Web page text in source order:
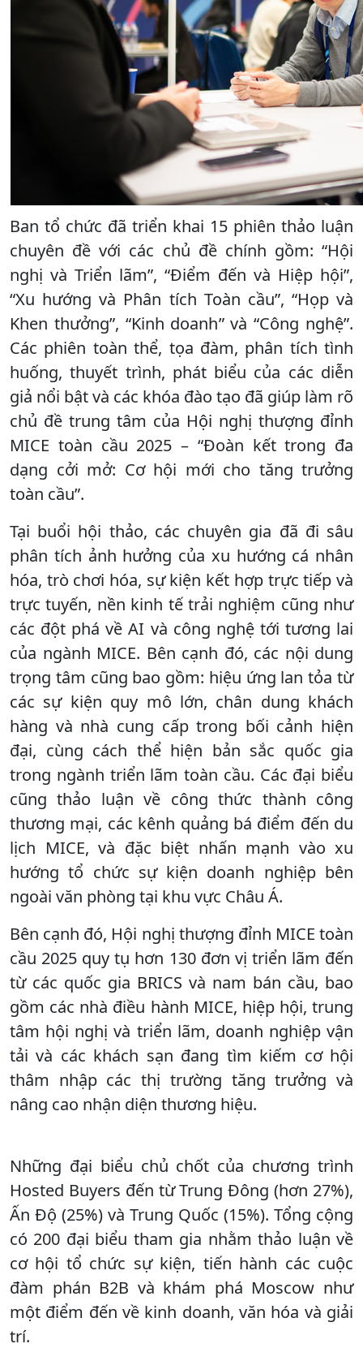
Ban tổ chức đã triển khai 15 phiên thảo luận
chuyên đề với các chủ đề chính gồm: “Hội
nghị và Triển lãm”, “Điểm đến và Hiệp hội”,
“Xu hướng và Phân tích Toàn cầu”, “Họp và
Khen thưởng”, “Kinh doanh” và “Công nghệ”.
Các phiên toàn thể, tọa đàm, phân tích tình
huống, thuyết trình, phát biểu của các diễn
giả nổi bật và các khóa đào tạo đã giúp làm rõ
chủ đề trung tâm của Hội nghị thượng đỉnh
MICE toàn cầu 2025 – “Đoàn kết trong đa
dạng cởi mở: Cơ hội mới cho tăng trưởng
toàn cầu”.
Tại buổi hội thảo, các chuyên gia đã đi sâu
phân tích ảnh hưởng của xu hướng cá nhân
hóa, trò chơi hóa, sự kiện kết hợp trực tiếp và
trực tuyến, nền kinh tế trải nghiệm cũng như
các đột phá về AI và công nghệ tới tương lai
của ngành MICE. Bên cạnh đó, các nội dung
trọng tâm cũng bao gồm: hiệu ứng lan tỏa từ
các sự kiện quy mô lớn, chân dung khách
hàng và nhà cung cấp trong bối cảnh hiện
đại, cùng cách thể hiện bản sắc quốc gia
trong ngành triển lãm toàn cầu. Các đại biểu
cũng thảo luận về công thức thành công
thương mại, các kênh quảng bá điểm đến du
lịch MICE, và đặc biệt nhấn mạnh vào xu
hướng tổ chức sự kiện doanh nghiệp bên
ngoài văn phòng tại khu vực Châu Á.
Bên cạnh đó, Hội nghị thượng đỉnh MICE toàn
cầu 2025 quy tụ hơn 130 đơn vị triển lãm đến
từ các quốc gia BRICS và nam bán cầu, bao
gồm các nhà điều hành MICE, hiệp hội, trung
tâm hội nghị và triển lãm, doanh nghiệp vận
tải và các khách sạn đang tìm kiếm cơ hội
thâm nhập các thị trường tăng trưởng và
nâng cao nhận diện thương hiệu.
Những đại biểu chủ chốt của chương trình
Hosted Buyers đến từ Trung Đông (hơn 27%),
Ấn Độ (25%) và Trung Quốc (15%). Tổng cộng
có 200 đại biểu tham gia nhằm thảo luận về
cơ hội tổ chức sự kiện, tiến hành các cuộc
đàm phán B2B và khám phá Moscow như
một điểm đến về kinh doanh, văn hóa và giải
trí.